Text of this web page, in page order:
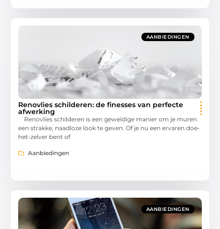
AANBIEDINGEN
Renovlies schilderen: de finesses van perfecte
afwerking
Renovlies schilderen is een geweldige manier om je muren
een strakke, naadloze look te geven. Of je nu een ervaren doe-
het-zelver bent of
Aanbiedingen
AANBIEDINGEN